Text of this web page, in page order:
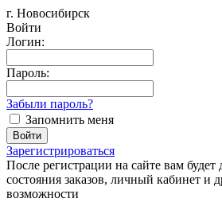
г. Новосибирск
Войти
Логин:
Пароль:
Забыли пароль?
Запомнить меня
Зарегистрироваться
После регистрации на сайте вам
состояния заказов, личный кабинет и
возможности